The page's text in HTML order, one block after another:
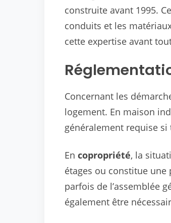
construite avant 1995.
conduits et les
cette expertise avant
Concernant les
logement. En maison
généralement requise
En copropriété, la
étages ou constitue
parfois de l’assemblée
également être